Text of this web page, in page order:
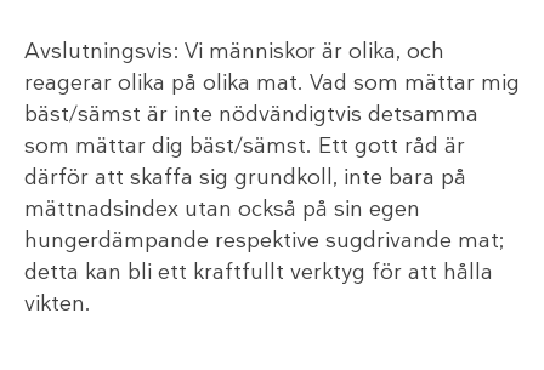
Avslutningsvis: Vi människor är olika, och
reagerar olika på olika mat. Vad som mättar mig
bäst/sämst är inte nödvändigtvis detsamma
som mättar dig bäst/sämst. Ett gott råd är
därför att skaffa sig grundkoll, inte bara på
mättnadsindex utan också på sin egen
hungerdämpande respektive sugdrivande mat;
detta kan bli ett kraftfullt verktyg för att hålla
vikten.